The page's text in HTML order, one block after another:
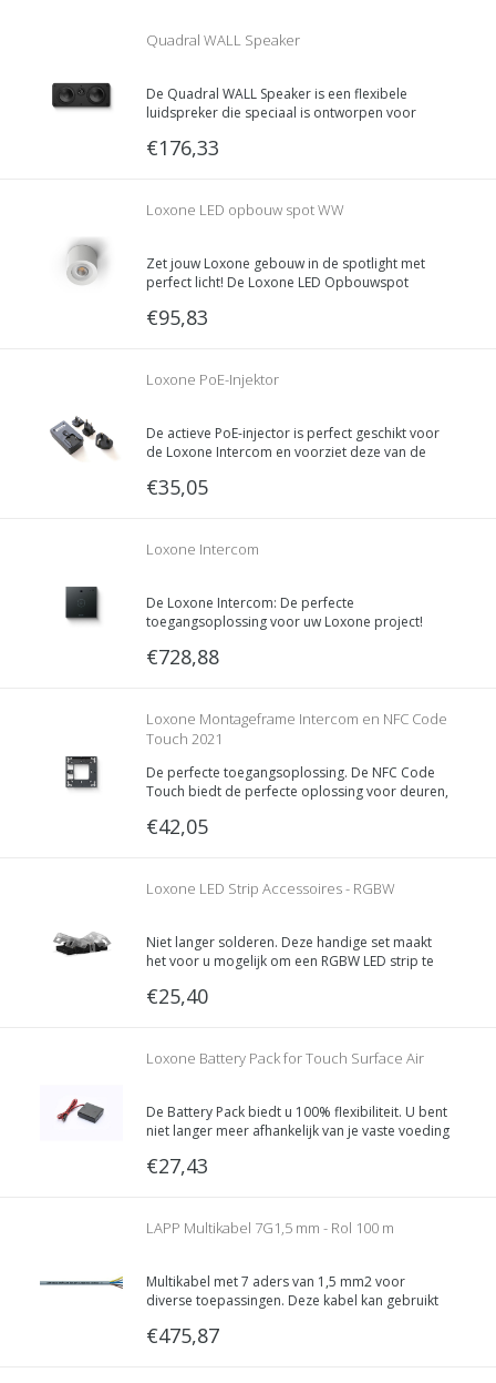
Quadral WALL Speaker
De Quadral WALL Speaker is een flexibele
luidspreker die speciaal is ontworpen voor
€176,33
Loxone LED opbouw spot WW
Zet jouw Loxone gebouw in de spotlight met
perfect licht! De Loxone LED Opbouwspot
efficiëntie, hoogste kwaliteit en eenvoudige
€95,83
Loxone PoE-Injektor
De actieve PoE-injector is perfect geschikt voor
de Loxone Intercom en voorziet deze van de
€35,05
Loxone Intercom
De Loxone Intercom: De perfecte
toegangsoplossing voor uw Loxone project!
€728,88
Loxone Montageframe Intercom en NFC Code
Touch 2021
De perfecte toegangsoplossing. De NFC Code
Touch biedt de perfecte oplossing voor deuren,
design.
€42,05
Loxone LED Strip Accessoires - RGBW
Niet langer solderen. Deze handige set maakt
het voor u mogelijk om een RGBW LED strip te
€25,40
Loxone Battery Pack for Touch Surface Air
De Battery Pack biedt u 100% flexibiliteit. U bent
niet langer meer afhankelijk van je vaste voeding
batterijen.
€27,43
LAPP Multikabel 7G1,5 mm - Rol 100 m
Multikabel met 7 aders van 1,5 mm2 voor
diverse toepassingen. Deze kabel kan gebruikt
ook te gebruiken als multikabel naar de
€475,87